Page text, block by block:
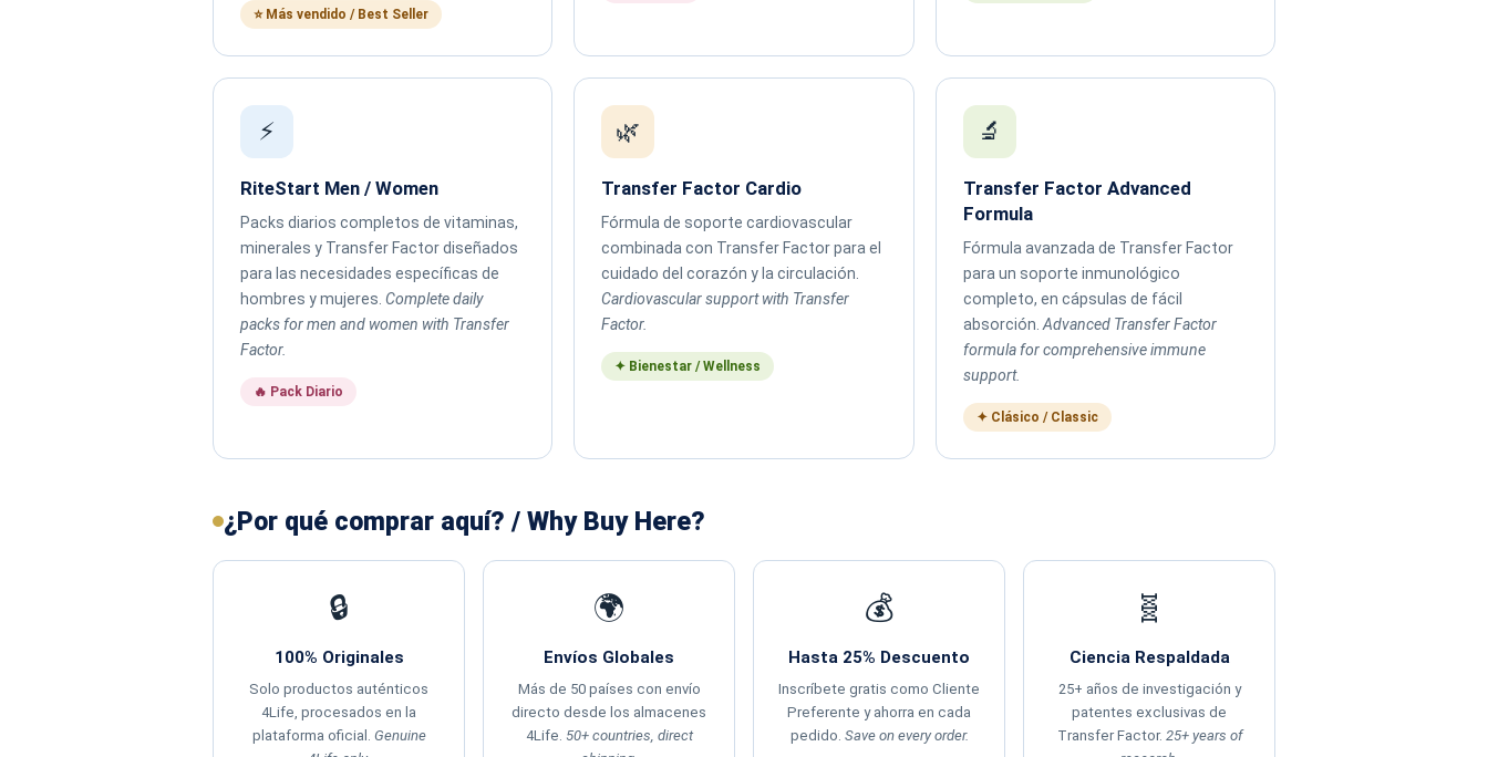
⭐ Más vendido / Best Seller
⚡
RiteStart Men / Women
Packs diarios completos de vitaminas,
minerales y Transfer Factor diseñados
para las necesidades específicas de
hombres y mujeres. Complete daily
packs for men and women with Transfer
Factor.
🔥 Pack Diario
🌿
Transfer Factor Cardio
Fórmula de soporte cardiovascular
combinada con Transfer Factor para el
cuidado del corazón y la circulación.
Cardiovascular support with Transfer
Factor.
✦ Bienestar / Wellness
🔬
Transfer Factor Advanced
Formula
Fórmula avanzada de Transfer Factor
para un soporte inmunológico
completo, en cápsulas de fácil
absorción. Advanced Transfer Factor
formula for comprehensive immune
support.
✦ Clásico / Classic
¿Por qué comprar aquí? / Why Buy Here?
🔒
100% Originales
Solo productos auténticos
4Life, procesados en la
plataforma oficial. Genuine
🌍
Envíos Globales
Más de 50 países con envío
directo desde los almacenes
4Life. 50+ countries, direct
💰
Hasta 25% Descuento
Inscríbete gratis como Cliente
Preferente y ahorra en cada
pedido. Save on every order.
🧬
Ciencia Respaldada
25+ años de investigación y
patentes exclusivas de
Transfer Factor. 25+ years of